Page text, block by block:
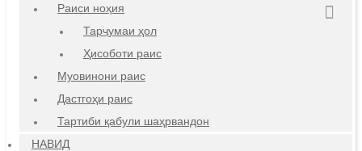
Раиси ноҳия
Тарҷумаи ҳол
Ҳисоботи раис
Муовинони раис
Дастгоҳи раис
Тартиби қабули шаҳрвандон
НАВИД